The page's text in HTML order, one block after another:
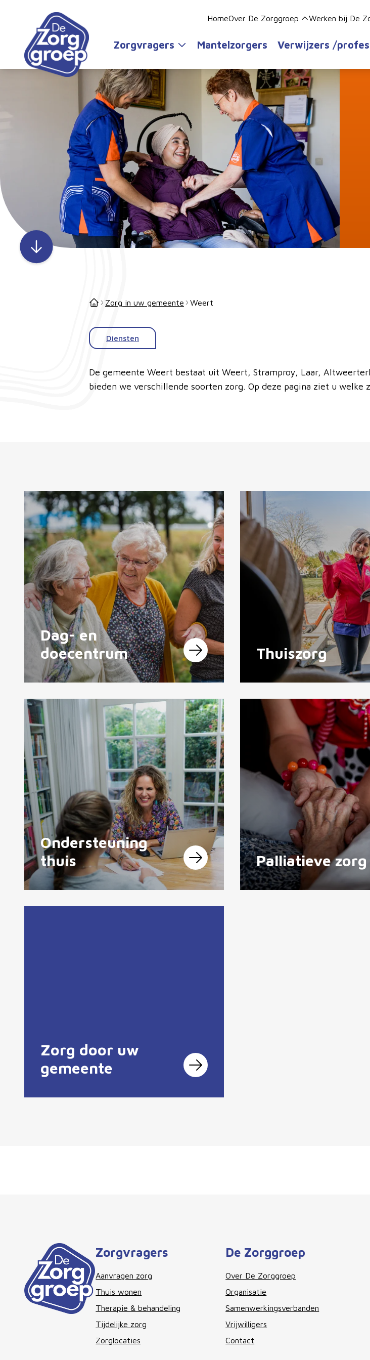
HomeOver De Zorggroep Werken bij De
Zorgvragers Mantelzorgers Verwijzers /
Zorg in uw gemeente Weert
Diensten
Diensten
De gemeente Weert bestaat uit Weert, Stramproy, Laar,
bieden we verschillende soorten zorg. Op deze pagina ziet u welke
Dag- en
doecentrum
Thuiszorg
Ondersteuning
thuis
Palliatieve zorg
Zorg door uw
gemeente
Zorgvragers
Aanvragen zorg
Thuis wonen
Therapie & behandeling
Tijdelijke zorg
Zorglocaties
De Zorggroep
Over De Zorggroep
Organisatie
Samenwerkingsverbanden
Vrijwilligers
Contact